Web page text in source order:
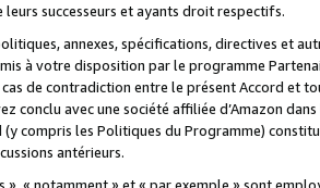
successeurs et ayants droit respectifs.
annexes, spécifications, directives et
à votre disposition par le programme
de contradiction entre le présent Accord et
avec une société affiliée d’Amazon
compris les Politiques du Programme)
antérieurs.